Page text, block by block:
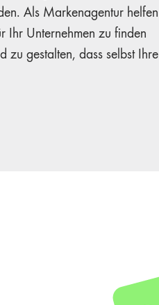
Als Markenagentur helfen
Ihr Unternehmen zu finden
zu gestalten, dass selbst Ihre